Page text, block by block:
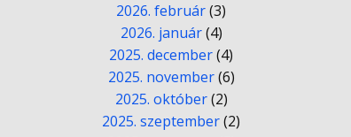
2026. február(3)
2026. január(4)
2025. december(4)
2025. november(6)
2025. október(2)
2025. szeptember(2)